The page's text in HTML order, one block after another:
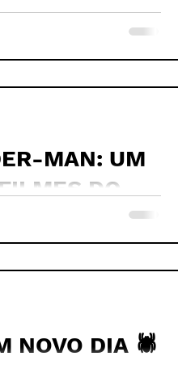
NA VIDA
MAN: UM
DO
NOVO DIA 🕷️